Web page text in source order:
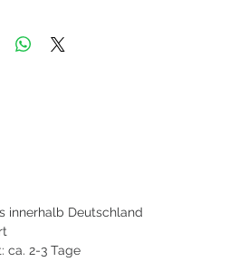
innerhalb Deutschland
ca. 2-3 Tage